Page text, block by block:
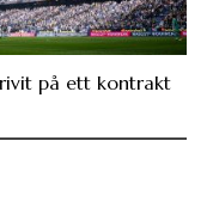
på ett kontrakt